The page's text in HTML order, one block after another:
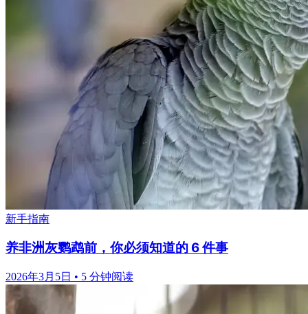
新手指南
养非洲灰鹦鹉前，你必须知道的 6 件事
2026年3月5日 • 5 分钟阅读